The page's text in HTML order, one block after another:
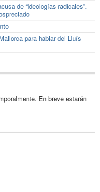
de “ideologías radicales”.
para hablar del Lluís
En breve estarán